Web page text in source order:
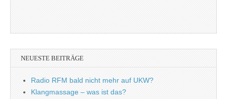
NEUESTE BEITRÄGE
Radio RFM bald nicht mehr auf UKW?
Klangmassage – was ist das?